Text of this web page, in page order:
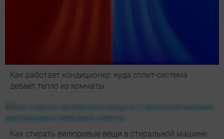
Как работает кондиционер: куда сплит-система
девает тепло из комнаты
Как стирать велюровые вещи в стиральной машине: